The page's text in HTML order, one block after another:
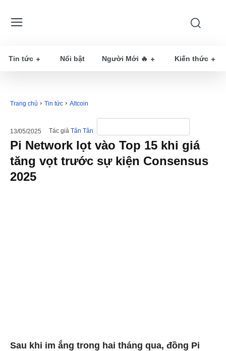
Tin tức Nổi bật Người Mới 🔥 Kiến thức
Trang chủ Tin tức Altcoin
13/05/2025 Tác giả Tân Tân
Pi Network lọt vào Top 15 khi giá
tăng vọt trước sự kiện Consensus
2025
Sau khi im ắng trong hai tháng qua, đồng Pi